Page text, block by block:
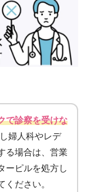
で診察を受けな
婦人科やレデ
る場合は、営業
ーピルを処方し
ださい。